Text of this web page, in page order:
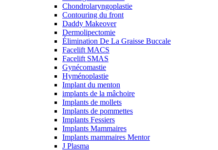
Chondrolaryngoplastie
Contouring du front
Daddy Makeover
Dermolipectomie
Élimination De La Graisse Buccale
Facelift MACS
Facelift SMAS
Gynécomastie
Hyménoplastie
Implant du menton
implants de la mâchoire
Implants de mollets
Implants de pommettes
Implants Fessiers
Implants Mammaires
Implants mammaires Mentor
J Plasma